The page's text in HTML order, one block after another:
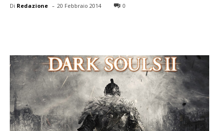
Di Redazione - 20 Febbraio 2014 0